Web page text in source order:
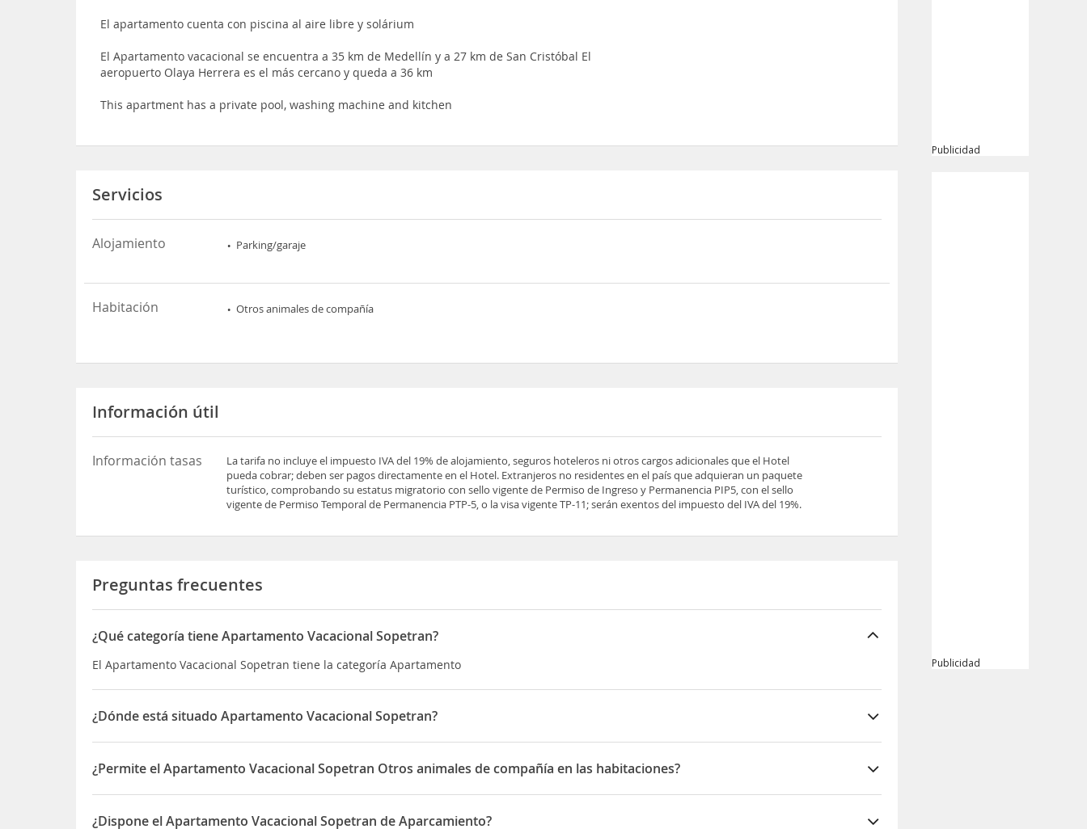
El apartamento cuenta con piscina al aire libre y solárium
El Apartamento vacacional se encuentra a 35 km de Medellín y a 27 km de San Cristóbal El
aeropuerto Olaya Herrera es el más cercano y queda a 36 km
This apartment has a private pool, washing machine and kitchen
Servicios
Alojamiento Parking/garaje
Habitación Otros animales de compañía
Información útil
Información tasas
La tarifa no incluye el impuesto IVA del 19% de alojamiento, seguros hoteleros ni otros cargos adicionales que el Hotel
pueda cobrar; deben ser pagos directamente en el Hotel. Extranjeros no residentes en el país que adquieran un paquete
turístico, comprobando su estatus migratorio con sello vigente de Permiso de Ingreso y Permanencia PIP5, con el sello
vigente de Permiso Temporal de Permanencia PTP-5, o la visa vigente TP-11; serán exentos del impuesto del IVA del 19%.
Preguntas frecuentes
¿Qué categoría tiene Apartamento Vacacional Sopetran?
El Apartamento Vacacional Sopetran tiene la categoría Apartamento
¿Dónde está situado Apartamento Vacacional Sopetran?
El Apartamento Vacacional Sopetran está situado en 14-30 Calle 9
¿Permite el Apartamento Vacacional Sopetran Otros animales de compañía en las habitaciones?
Sí, el Apartamento Vacacional Sopetran permite Otros animales de compañía en las habitaciones
¿Dispone el Apartamento Vacacional Sopetran de Aparcamiento?
Publicidad
Publicidad